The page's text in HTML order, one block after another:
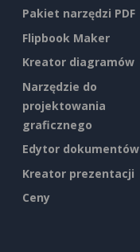
Pakiet narzędzi PDF
Flipbook Maker
Kreator diagramów
Narzędzie do
projektowania
graficznego
Edytor dokumentów
Kreator prezentacji
Ceny